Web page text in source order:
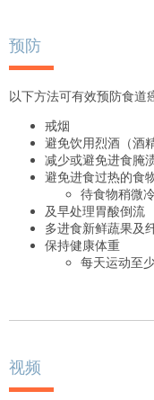
预防
以下方法可有效预防食道
戒烟
避免饮用烈酒（酒
减少或避免进食腌
避免进食过热的食
待食物稍微
及早处理胃酸倒流
多进食新鲜蔬果及
保持健康体重
每天运动至
视频